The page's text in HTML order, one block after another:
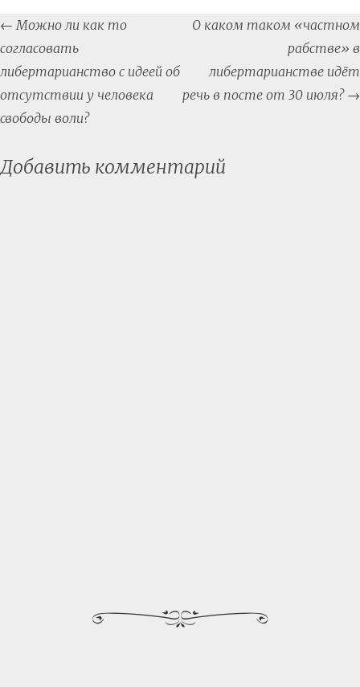
Post
navigation
← Можно ли как то
согласовать
либертарианство с идеей об
отсутствии у человека
свободы воли?
О каком таком «частном
рабстве» в
либертарианстве идёт
речь в посте от 30 июля? →
Добавить комментарий